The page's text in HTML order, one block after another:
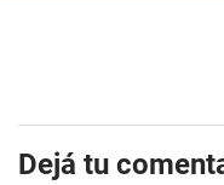
Dejá tu